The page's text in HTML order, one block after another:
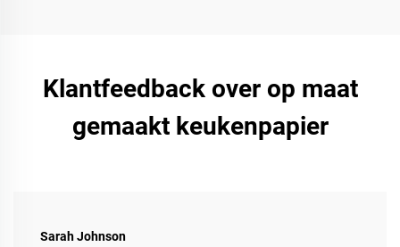
Klantfeedback over op maat
gemaakt keukenpapier
Sarah Johnson